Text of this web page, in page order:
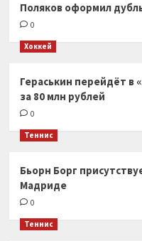
Поляков оформил
0
Хоккей
Гераськин перейдёт в
за 80 млн рублей
0
Теннис
Бьорн Борг
Мадриде
0
Теннис